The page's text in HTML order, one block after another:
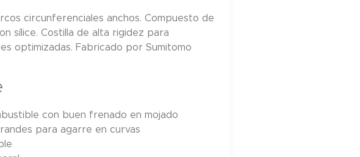
circunferenciales anchos. Compuesto de
sílice. Costilla de alta rigidez para
optimizadas. Fabricado por Sumitomo
con buen frenado en mojado
para agarre en curvas